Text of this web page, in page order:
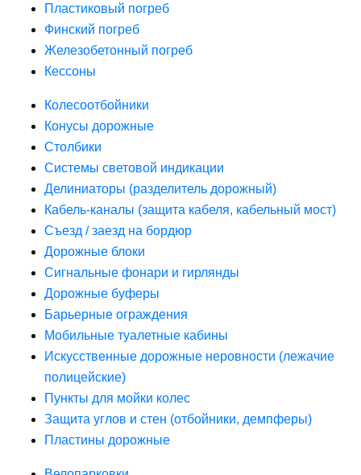
Пластиковый погреб
Финский погреб
Железобетонный погреб
Кессоны
Колесоотбойники
Конусы дорожные
Столбики
Системы световой индикации
Делиниаторы (разделитель дорожный)
Кабель-каналы (защита кабеля, кабельный мост)
Съезд / заезд на бордюр
Дорожные блоки
Сигнальные фонари и гирлянды
Дорожные буферы
Барьерные ограждения
Мобильные туалетные кабины
Искусственные дорожные неровности (лежачие
полицейские)
Пункты для мойки колес
Защита углов и стен (отбойники, демпферы)
Пластины дорожные